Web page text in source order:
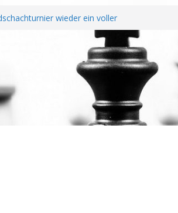
wieder ein voller
unterzeichnen Fairplay
Rheinland-Pfalz Open –
perfekt